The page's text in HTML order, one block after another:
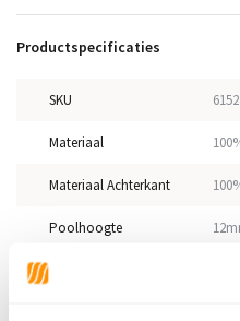
Productspecificaties
SKU
Materiaal
Materiaal Achterkant
Poolhoogte